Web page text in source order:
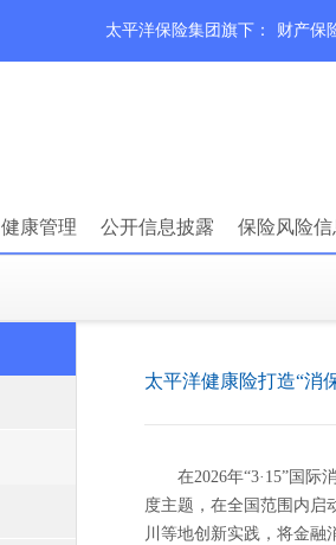
太平洋保险集团旗下： 财产保
健康管理 公开信息披露 保险风险
太平洋健康险打造“消
在2026年“3·15”国
度主题，在全国范围内启
川等地创新实践，将金融